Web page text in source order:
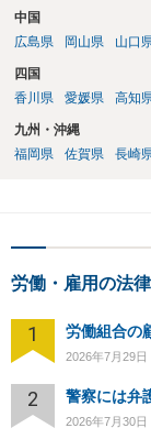
中国
広島県
岡山県 山口
四国
香川県
愛媛県 高知
九州・沖縄
福岡県
佐賀県 長崎
労働・雇用の法
1 労働組合の
2026年7月29日
2
2026年7月30日